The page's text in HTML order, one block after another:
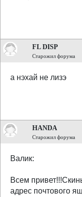
FL DISP
Старожил форума
а нэхай не лизэ
HANDA
Старожил форума
Валик:
Всем
адрес почтового